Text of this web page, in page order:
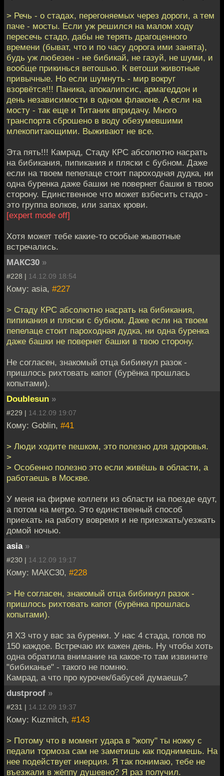
> Речь - о стадах, перегоняемых через дороги, а тем
паче - мосты. Если уж решился на малом ходу
пересечь стадо, дабы не терять драгоценного
времени (быват, что и по часу дорога ими занята),
будь уж любезен - не бибикай, не газуй, не шуми, и
вообще прикинься ветошью. К ветоши животные
привычные. Но если шумнуть - мир вокруг
взорвётся!!! Паника, апокалипсис, армагеддон и
день независимости в одном флаконе. А если на
мосту - так еще и Титаник впридачу. Много
транспорта сброшено в воду обезумевшими
млекопитающими. Выживают не все.
Эта пять!!! Камрад, Стаду КРС абсолютно насрать
на бибикания, пипикания и пляски с бубном. Даже
если на твоем пепелаце стоит пароходная дудка, ни
одна буренка даже башки не повернет башки в твою
сторону. Единственное что может взбесить стадо -
это группа волков, или запах крови.
[expert mode off]
Хотя может тебе какие-то особые жывотные
встречались.
МАКС30 »
#228 | 14.12.09 18:54
Кому: asia, #227
> Стаду КРС абсолютно насрать на бибикания,
пипикания и пляски с бубном. Даже если на твоем
пепелаце стоит пароходная дудка, ни одна буренка
даже башки не повернет башки в твою сторону.
Не согласен, знакомый отца бибикнул разок -
пришлось рихтовать капот (бурёнка прошлась
копытами).
Doublesun »
#229 | 14.12.09 19:07
Кому: Goblin, #41
> Люди ходите пешком, это полезно для здоровья.
>
> Особенно полезно это если живёшь в области, а
работаешь в Москве.
У меня на фирме коллеги из области на поезде едут,
а потом на метро. Это единственный способ
приехать на работу вовремя и не приезжать/уезжать
домой ночью.
asia »
#230 | 14.12.09 19:17
Кому: МАКС30, #228
> Не согласен, знакомый отца бибикнул разок -
пришлось рихтовать капот (бурёнка прошлась
копытами).
Я ХЗ что у вас за буренки. У нас 4 стада, голов по
150 каждое. Встречаю их кажен день. Ну чтобы хоть
одна обратила внимание на какое-то там извините
"бибиканье" - такого не помню.
Камрад, а что про курочек/бабусей думаешь?
dustproof »
#231 | 14.12.09 19:37
Кому: Kuzmitch, #143
> Потому что в момент удара в "жопу" ты ножку с
педали тормоза сам не заметишь как поднимешь. На
нее подействует инерция. Я так понимаю, тебе не
въезжали в жёппу душевно? Я раз получил.